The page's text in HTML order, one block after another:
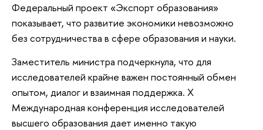
Федеральный проект «Экспорт образования»
показывает, что развитие экономики невозможно
без сотрудничества в сфере образования и науки.
Заместитель министра подчеркнула, что для
исследователей крайне важен постоянный обмен
опытом, диалог и взаимная поддержка. X
Международная конференция исследователей
высшего образования дает именно такую